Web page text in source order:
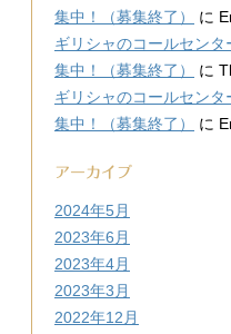
集中！（募集終了）
に
ギリシャのコールセン
集中！（募集終了）
に
ギリシャのコールセン
集中！（募集終了）
に
アーカイブ
2024年5月
2023年6月
2023年4月
2023年3月
2022年12月